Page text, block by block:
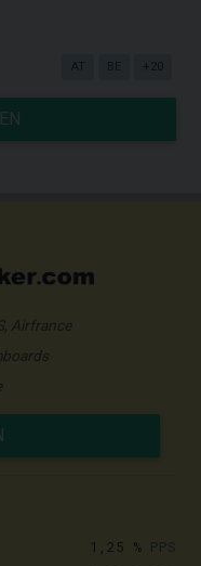
AT BE +20
Airfrance
1,25 %